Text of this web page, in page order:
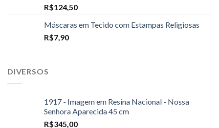
R$124,50
Máscaras em Tecido com Estampas Religiosas
R$7,90
DIVERSOS
1917 - Imagem em Resina Nacional - Nossa
Senhora Aparecida 45 cm
R$345,00